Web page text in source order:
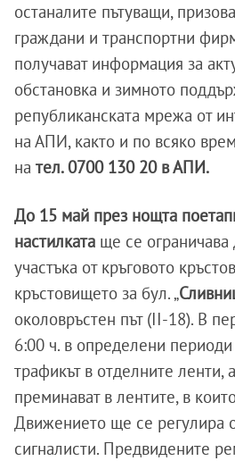
останалите пътуващи,
граждани и транспортни
получават информация за
обстановка и зимното
републиканската мрежа от
на АПИ, както и по всяко
на тел. 0700 130 20 в АПИ.
До 15 май през нощта
настилката ще се
участъка от кръговото
кръстовището за бул. „
околовръстен път (II-18). В
6:00 ч. в определени
трафикът в отделните ленти,
преминават в лентите, в
Движението ще се регулира
сигналисти. Предвидените